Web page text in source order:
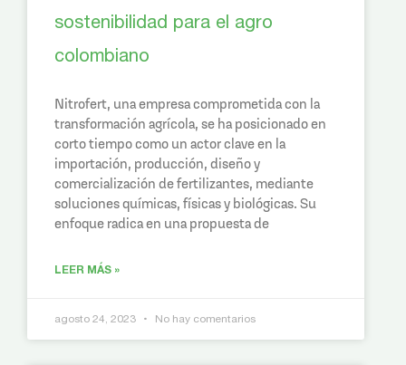
sostenibilidad para el agro
colombiano
Nitrofert, una empresa comprometida con la
transformación agrícola, se ha posicionado en
corto tiempo como un actor clave en la
importación, producción, diseño y
comercialización de fertilizantes, mediante
soluciones químicas, físicas y biológicas. Su
enfoque radica en una propuesta de
LEER MÁS »
agosto 24, 2023 No hay comentarios